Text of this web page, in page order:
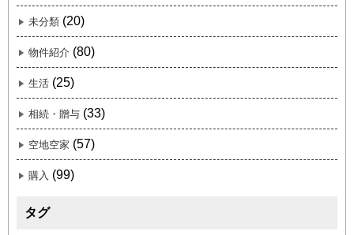
未分類 (20)
物件紹介 (80)
生活 (25)
相続・贈与 (33)
空地空家 (57)
購入 (99)
タグ